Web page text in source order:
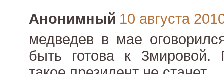
Анонимный 10 августа
медведев в мае
быть готова к 3мировой.